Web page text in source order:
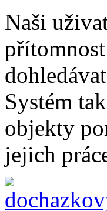
Naši
Systém
objekty
jejich